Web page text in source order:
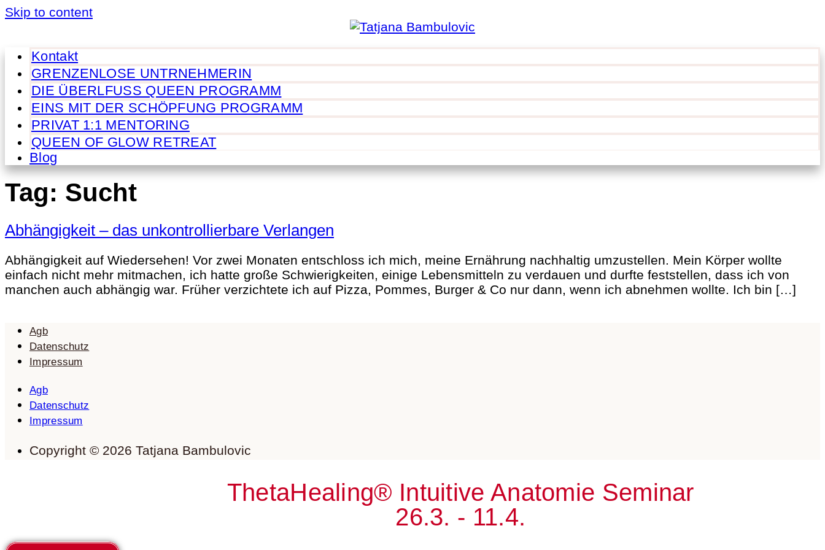
Skip to content
Kontakt
GRENZENLOSE UNTRNEHMERIN
DIE ÜBERLFUSS QUEEN PROGRAMM
EINS MIT DER SCHÖPFUNG PROGRAMM
PRIVAT 1:1 MENTORING
QUEEN OF GLOW RETREAT
Blog
Tag: Sucht
Abhängigkeit – das unkontrollierbare Verlangen
Abhängigkeit auf Wiedersehen! Vor zwei Monaten entschloss ich mich, meine Ernährung nachhaltig umzustellen. Mein Körper wollte
einfach nicht mehr mitmachen, ich hatte große Schwierigkeiten, einige Lebensmitteln zu verdauen und durfte feststellen, dass ich von
manchen auch abhängig war. Früher verzichtete ich auf Pizza, Pommes, Burger & Co nur dann, wenn ich abnehmen wollte. Ich bin […]
Agb
Datenschutz
Impressum
Agb
Datenschutz
Impressum
Copyright © 2026 Tatjana Bambulovic
ThetaHealing® Intuitive Anatomie Seminar
26.3. - 11.4.